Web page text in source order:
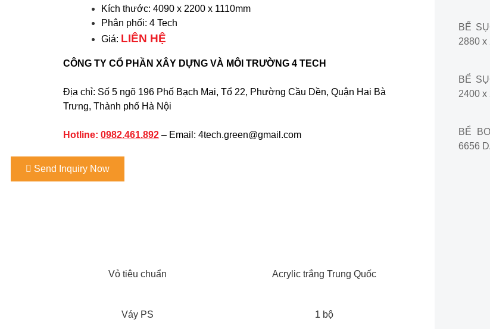
Kích thước: 4090 x 2200 x 1110mm
Phân phối: 4 Tech
Giá: LIÊN HỆ
CÔNG TY CỔ PHẦN XÂY DỰNG VÀ MÔI TRƯỜNG 4 TECH
Địa chỉ: Số 5 ngõ 196 Phố Bạch Mai, Tổ 22, Phường Cầu Dền, Quận Hai Bà
Trưng, Thành phố Hà Nội
Hotline: 0982.461.892– Email: 4tech.green@gmail.com
Send Inquiry Now
Vỏ tiêu chuẩn Acrylic trắng Trung Quốc
Váy PS 1 bộ
BỂ
2880 x
BỂ
2400 x
BỂ
6656